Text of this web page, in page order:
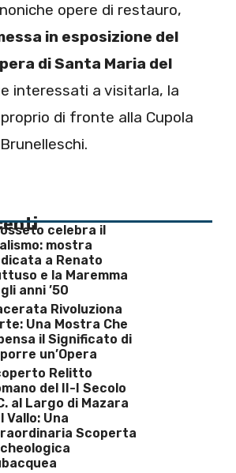
opere di restauro,
in esposizione del
di Santa Maria del
interessati a visitarla, la
di fronte alla Cupola
celebra il
mostra
a Renato
e la Maremma
anni ’50
Rivoluziona
Una Mostra Che
il Significato di
un’Opera
Relitto
del II-I Secolo
al Largo di Mazara
Vallo: Una
Scoperta